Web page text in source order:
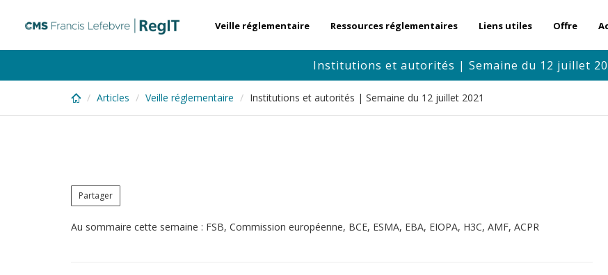
content
Veille réglementaire Ressources réglementaires Liens utiles Offre
Institutions et autorités | Semaine du 12 juillet
Articles Veille réglementaire Institutions et autorités | Semaine du 12 juillet 2021
Partager
Au sommaire cette semaine : FSB, Commission européenne, BCE, ESMA, EBA, EIOPA, H3C, AMF, ACPR